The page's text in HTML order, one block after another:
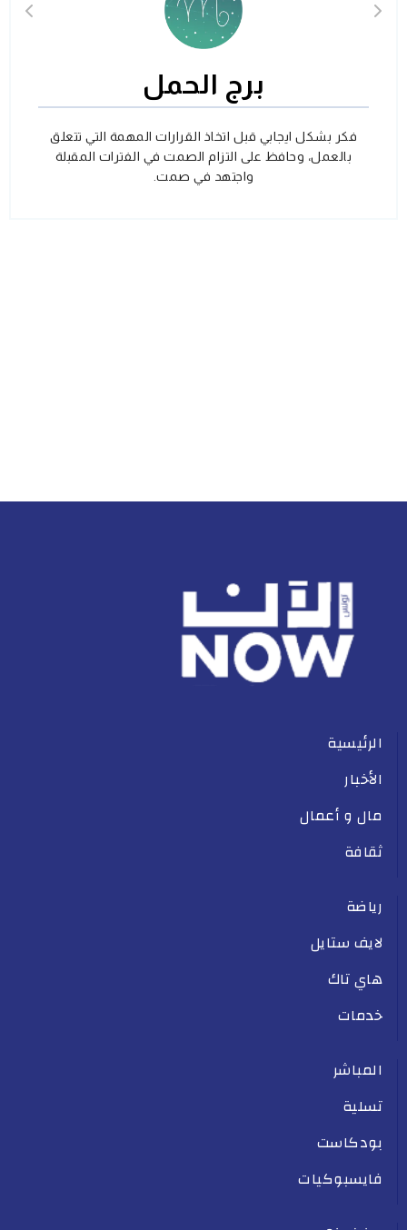
برج الحمل
فكر بشكل ايجابي قبل اتخاذ القرارات المهمة التي تتعلق
بالعمل، وحافظ على التزام الصمت في الفترات المقبلة
واجتهد في صمت.
الرئيسية
الأخبار
مال و أعمال
ثقافة
رياضة
لايف ستايل
هاي تاك
خدمات
المباشر
تسلية
بودكاست
فايسبوكيات